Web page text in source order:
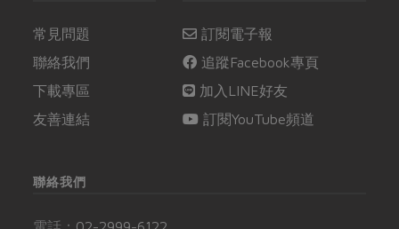
常見問題
聯絡我們
下載專區
友善連結
訂閱電子報
追蹤Facebook專頁
加入LINE好友
訂閱YouTube頻道
聯絡我們